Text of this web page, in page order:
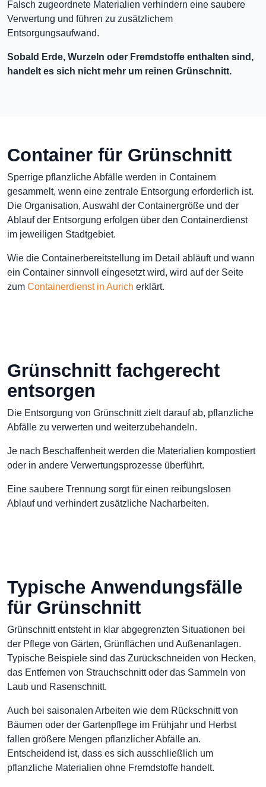
Falsch zugeordnete Materialien verhindern eine saubere
Verwertung und führen zu zusätzlichem
Entsorgungsaufwand.
Sobald Erde, Wurzeln oder Fremdstoffe enthalten sind,
handelt es sich nicht mehr um reinen Grünschnitt.
Container für Grünschnitt
Sperrige pflanzliche Abfälle werden in Containern
gesammelt, wenn eine zentrale Entsorgung erforderlich ist.
Die Organisation, Auswahl der Containergröße und der
Ablauf der Entsorgung erfolgen über den Containerdienst
im jeweiligen Stadtgebiet.
Wie die Containerbereitstellung im Detail abläuft und wann
ein Container sinnvoll eingesetzt wird, wird auf der Seite
zum Containerdienst in Aurich erklärt.
Grünschnitt fachgerecht
entsorgen
Die Entsorgung von Grünschnitt zielt darauf ab, pflanzliche
Abfälle zu verwerten und weiterzubehandeln.
Je nach Beschaffenheit werden die Materialien kompostiert
oder in andere Verwertungsprozesse überführt.
Eine saubere Trennung sorgt für einen reibungslosen
Ablauf und verhindert zusätzliche Nacharbeiten.
Typische Anwendungsfälle
für Grünschnitt
Grünschnitt entsteht in klar abgegrenzten Situationen bei
der Pflege von Gärten, Grünflächen und Außenanlagen.
Typische Beispiele sind das Zurückschneiden von Hecken,
das Entfernen von Strauchschnitt oder das Sammeln von
Laub und Rasenschnitt.
Auch bei saisonalen Arbeiten wie dem Rückschnitt von
Bäumen oder der Gartenpflege im Frühjahr und Herbst
fallen größere Mengen pflanzlicher Abfälle an.
Entscheidend ist, dass es sich ausschließlich um
pflanzliche Materialien ohne Fremdstoffe handelt.